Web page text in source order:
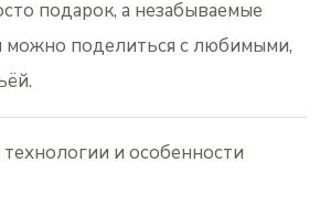
подарок, а незабываемые
поделиться с любимыми,
и особенности